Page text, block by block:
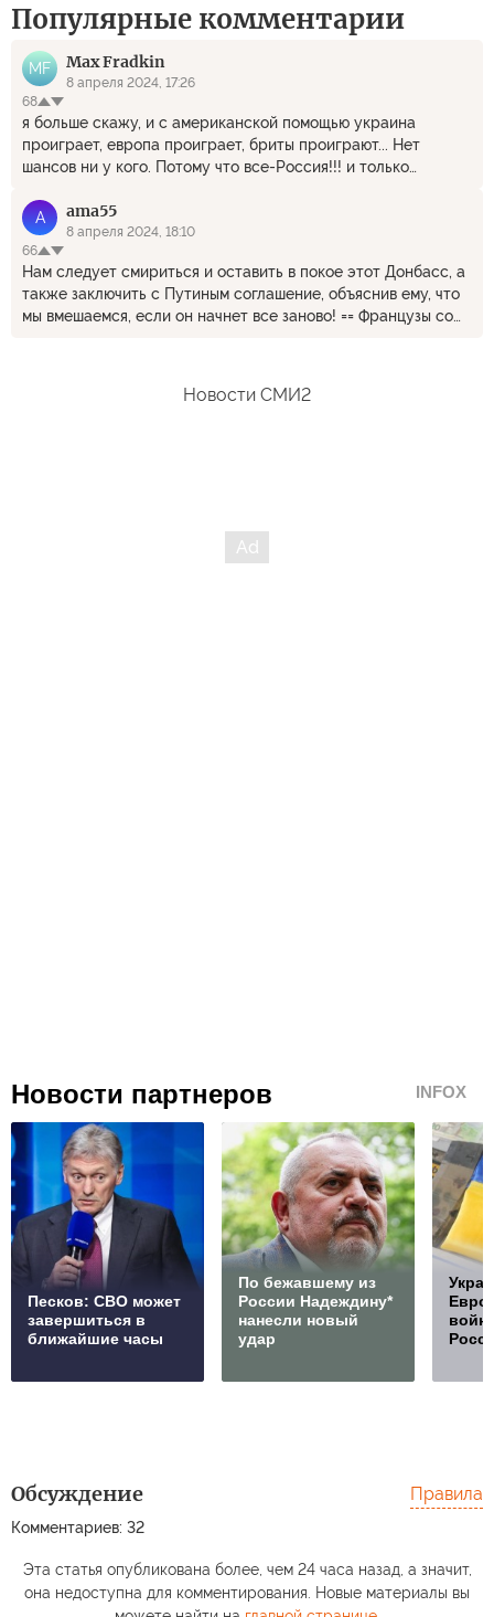
Популярные комментарии
MF Max Fradkin
8 апреля 2024, 17:26
68
я больше скажу, и с американской помощью украина
проиграет, европа проиграет, бриты проиграют... Нет
шансов ни у кого. Потому что все-Россия!!! и только
A ama55
8 апреля 2024, 18:10
66
Нам следует смириться и оставить в покое этот Донбасс, а
также заключить с Путиным соглашение, объяснив ему, что
мы вмешаемся, если он начнет все заново! == Французы со
Новости СМИ2
Новости партнеров INFOX
Песков: СВО может
завершиться в
ближайшие часы
По бежавшему из
России Надеждину*
нанесли новый
удар
Обсуждение
Комментариев: 32
Правила
Эта статья опубликована более, чем 24 часа назад, а значит,
она недоступна для комментирования. Новые материалы вы